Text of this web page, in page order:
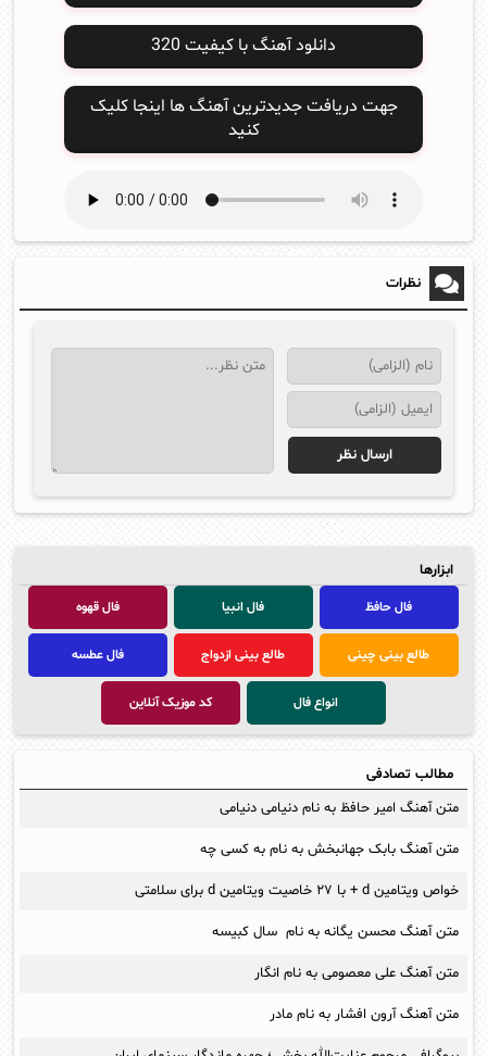
دانلود آهنگ با کیفیت 320
جهت دریافت جدیدترین آهنگ ها اینجا کلیک
کنید
نظرات
ابزارها
فال حافظ فال انبیا فال قهوه
طالع بینی چینی طالع بینی ازدواج فال عطسه
انواع فال کد موزیک آنلاین
مطالب تصادفی
متن آهنگ امیر حافظ به نام دنیامی دنیامی
متن آهنگ بابک جهانبخش به نام به کسی چه
خواص ویتامین d + با ۲۷ خاصیت ویتامین d برای سلامتی
متن آهنگ محسن یگانه به نام سال کبیسه
متن آهنگ علی معصومی به نام انگار
متن آهنگ آرون افشار به نام مادر